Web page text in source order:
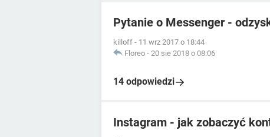
Pytanie o Messenger -
killoff - 11 wrz 2017 o 18:44
Floreo - 20 sie 2018 o 08:06
14 odpowiedzi
Instagram - jak zobaczyć